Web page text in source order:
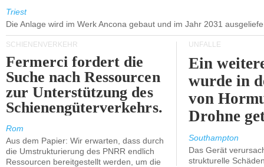
Triest
Die Anlage wird im Werk Ancona gebaut und im Jahr 2031
SCHIENENVERKEHR
Fermerci fordert die
Suche nach Ressourcen
zur Unterstützung des
Schienengüterverkehrs.
Rom
Aus dem Papier: Wir erwarten, dass durch
die Umstrukturierung des PNRR endlich
Ressourcen bereitgestellt werden, um die
UNFÄLLE
Ein
wurde in
von
Drohne
Southampton
Das Gerät
strukturelle